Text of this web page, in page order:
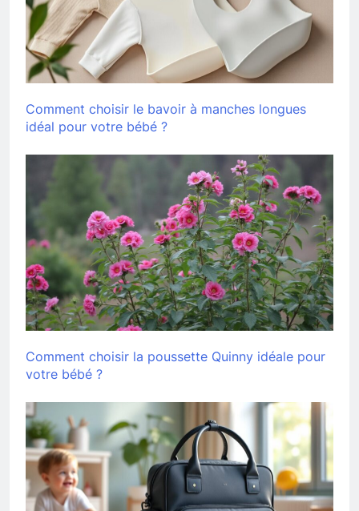
Comment choisir le bavoir à manches longues
idéal pour votre bébé ?
Comment choisir la poussette Quinny idéale pour
votre bébé ?